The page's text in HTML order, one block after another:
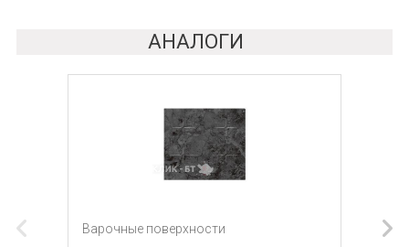
АНАЛОГИ
Варочные поверхности
Варочные поверхности